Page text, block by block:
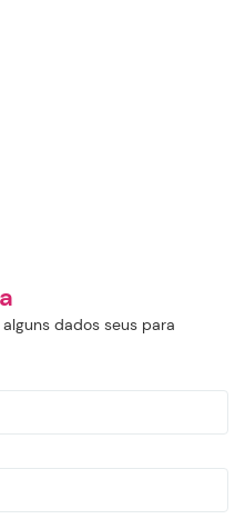
dados seus para